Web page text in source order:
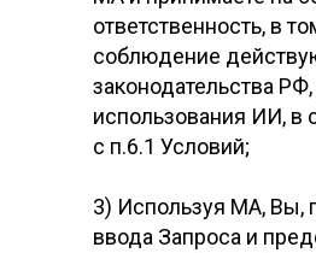
ответственность, в
соблюдение
законодательства
использования ИИ, в
с п.6.1 Условий;
3) Используя МА, Вы,
ввода Запроса и